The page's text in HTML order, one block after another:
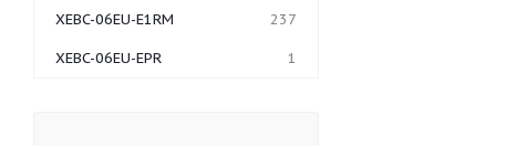
XEBC-06EU-E1RM 237
XEBC-06EU-EPR 1